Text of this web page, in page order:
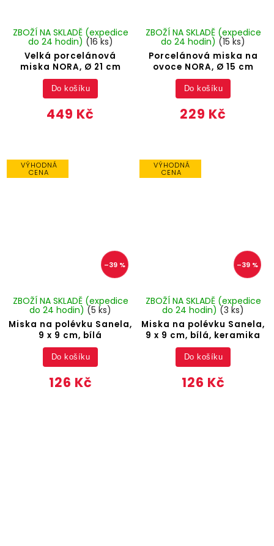
Velká porcelánová
miska NORA, Ø 21 cm
ZBOŽÍ NA SKLADĚ (expedice
do 24 hodin) (16 ks)
449 Kč
Do košíku
Porcelánová miska na
ovoce NORA, Ø 15 cm
ZBOŽÍ NA SKLADĚ (expedice
do 24 hodin) (15 ks)
229 Kč
Do košíku
VÝHODNÁ
CENA
–39 %
Miska na polévku Sanela,
9 x 9 cm, bílá
ZBOŽÍ NA SKLADĚ (expedice
do 24 hodin) (5 ks)
126 Kč
Do košíku
VÝHODNÁ
CENA
–39 %
Miska na polévku Sanela,
9 x 9 cm, bílá, keramika
ZBOŽÍ NA SKLADĚ (expedice
do 24 hodin) (3 ks)
126 Kč
Do košíku